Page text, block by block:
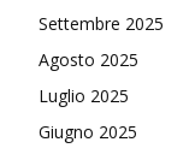
Settembre 2025
Agosto 2025
Luglio 2025
Giugno 2025